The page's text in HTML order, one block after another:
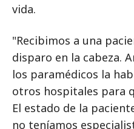
vida.
"Recibimos a una
disparo en la cabeza.
los paramédicos la
otros hospitales para
El estado de la
no teníamos